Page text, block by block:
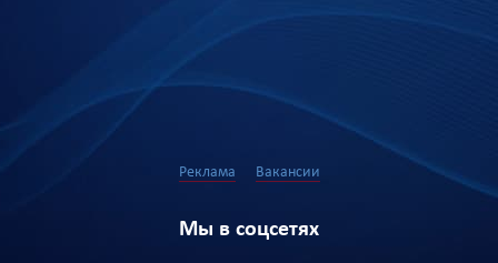
Реклама Вакансии
Мы в соцсетях